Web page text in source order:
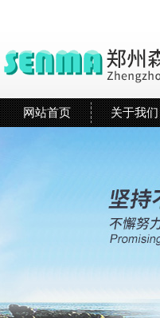
网站首页 关于我们